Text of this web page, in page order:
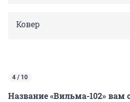
Ковер
4 / 10
Название «Вильма-102» вам